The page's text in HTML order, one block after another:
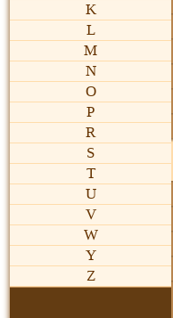
K
L
M
N
O
P
R
S
T
U
V
W
Y
Z